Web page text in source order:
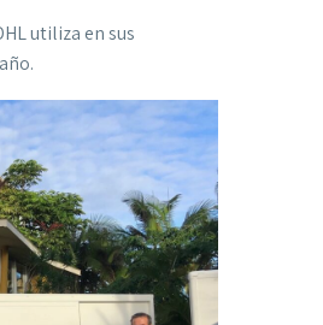
utiliza en sus